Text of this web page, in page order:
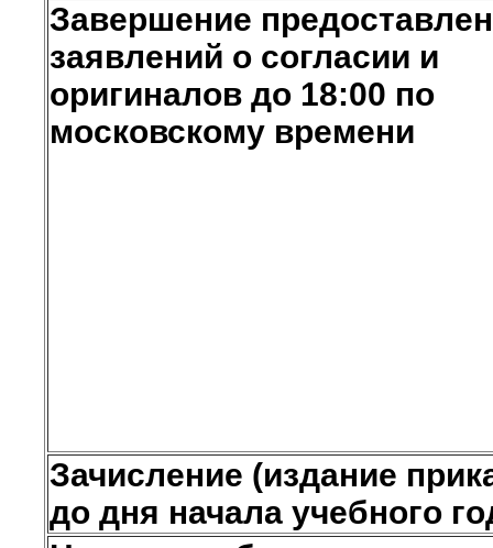
Завершение
заявлений о согласии и
оригиналов до 18:00 по
московскому времени
Зачисление (издание
до дня начала учебного